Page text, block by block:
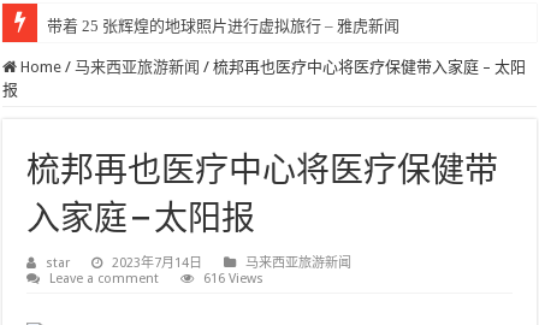
带着 25 张辉煌的地球照片进行虚拟旅行 – 雅虎新闻
Home / 马来西亚旅游新闻 / 梳邦再也医疗中心将医疗保健带入家庭 – 太阳
报
梳邦再也医疗中心将医疗保健带
入家庭 – 太阳报
star 2023年7月14日
马来西亚旅游新闻
Leave a comment
616 Views